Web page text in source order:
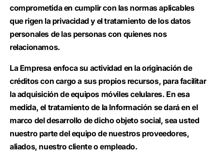
comprometida en cumplir con las normas aplicables
que rigen la privacidad y el tratamiento de los datos
personales de las personas con quienes nos
relacionamos.
La Empresa enfoca su actividad en la originación de
créditos con cargo a sus propios recursos, para facilitar
la adquisición de equipos móviles celulares. En esa
medida, el tratamiento de la Información se dará en el
marco del desarrollo de dicho objeto social, sea usted
nuestro parte del equipo de nuestros proveedores,
aliados, nuestro cliente o empleado.